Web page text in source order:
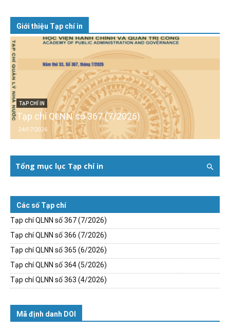
Giới thiệu Tạp chí in
TẠP CHÍ IN
Tạp chí QLNN số 367 (7/2026)
24/07/2026
Tổng mục lục Tạp chí in
Các số Tạp chí
Tạp chí QLNN số 367 (7/2026)
Tạp chí QLNN số 366 (7/2026)
Tạp chí QLNN số 365 (6/2026)
Tạp chí QLNN số 364 (5/2026)
Tạp chí QLNN số 363 (4/2026)
Mã định danh DOI